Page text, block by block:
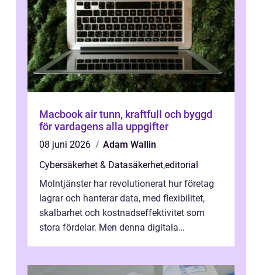
Macbook air tunn, kraftfull och byggd
för vardagens alla uppgifter
08 juni 2026
Adam Wallin
Cybersäkerhet & Datasäkerhet,editorial
Molntjänster har revolutionerat hur företag
lagrar och hanterar data, med flexibilitet,
skalbarhet och kostnadseffektivitet som
stora fördelar. Men denna digitala